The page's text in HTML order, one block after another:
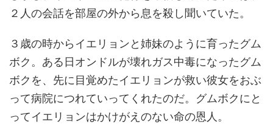
２人の会話を部屋の外から息を殺し聞いていた。
３歳の時からイエリョンと姉妹のように育ったグム
ボク。ある日オンドルが壊れガス中毒になったグム
ボクを、先に目覚めたイエリョンが救い彼女をおぶ
って病院につれていってくれたのだ。グムボクにと
ってイエリョンはかけがえのない命の恩人。